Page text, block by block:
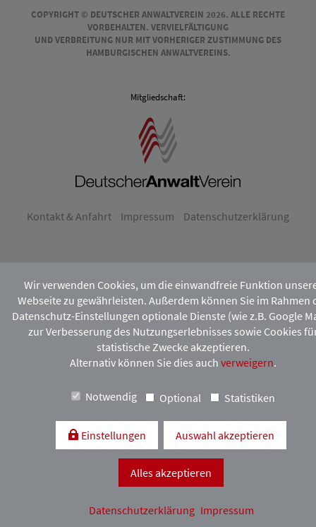
COPYRIGHT © DEUTSCHER ANWALTVEREIN 2026. ALLE RECHTE
VORBEHALTEN. VERVIELFÄLTIGUNG
UND VERBREITUNG NUR MIT VORHERIGER ZUSTIMMUNG DES
HAMBURGISCHEN ANWALTVEREINS.
Mitgliedschaft:
Kontakt & Anfahrt Impressum Datenschutzerklärung
Wir verwenden Cookies, um die einwandfreie Funktion
Webseite zu gewährleisten. Außerdem können Sie im Rahmen
Datenschutz-Einstellungen optionale Dienste (wie z.B. Google
zur Verbesserung des Nutzungserlebnisses sowie Cookies
statistische Zwecke akzeptieren.
Alternativ können Sie dies auch verweigern.
Notwendig Optional Statistiken
Einstellungen Auswahl akzeptieren
Alles akzeptieren
Datenschutzerklärung Impressum